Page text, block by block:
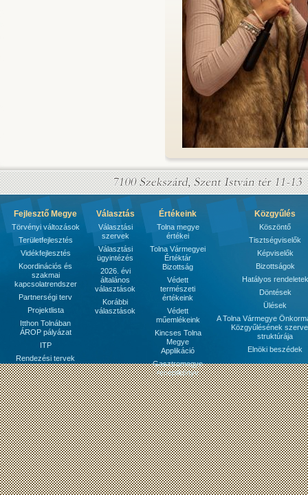
Fejlesztő Megye
Törvényi változások
Területfejlesztés
Vidékfejlesztés
Koordinációs és
szakmai
kapcsolatrendszer
Partnerségi terv
Projektlista
Itthon Tolnában
ÁROP pályázat
ITP
Rendezési tervek
Választás
Választási
szervek
Választási
ügyintézés
2026. évi
általános
választások
Korábbi
választások
Értékeink
Tolna megye
értékei
Tolna Vármegyei
Értéktár
Bizottság
Védett
természeti
értékeink
Védett
műemlékeink
Kincses Tolna
Megye
Applikáció
Gasztromegye
receptkönyv
Közgyűlés
Köszöntő
Tisztségviselők
Képviselők
Bizottságok
Hatályos rendeletek
Döntések
Ülések
A Tolna Vármegye
Közgyűlésének
struktúrája
Elnöki beszédek